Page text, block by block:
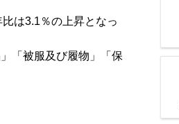
は3.1％の上昇となっ
「被服及び履物」「保